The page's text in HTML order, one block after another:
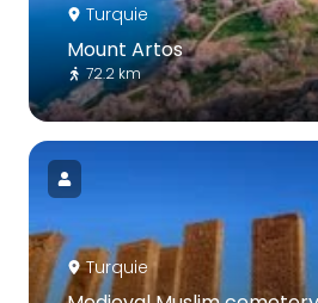
Turquie
Mount Artos
72.2 km
Turquie